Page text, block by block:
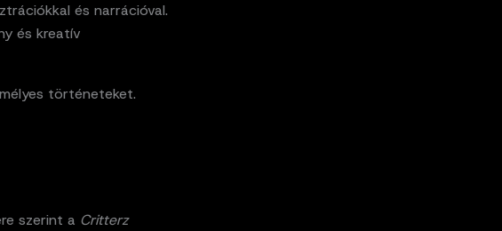
és narrációval.
és kreatív
történeteket.
szerint a Critterz